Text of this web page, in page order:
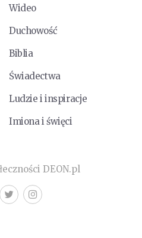
Wideo
Duchowość
Biblia
Świadectwa
Ludzie i inspiracje
Imiona i święci
DEON.pl